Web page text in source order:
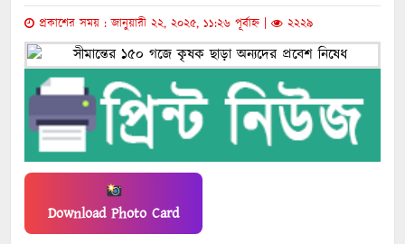
প্রকাশের সময় : জানুয়ারী ২২, ২০২৫, ১১:২৬ পূর্বাহ্ন | ২২২৯
Download Photo Card